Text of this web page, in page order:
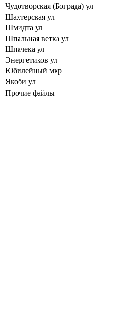
Чудотворская (Бограда) ул
Шахтерская ул
Шмидта ул
Шпальная ветка ул
Шпачека ул
Энергетиков ул
Юбилейный мкр
Якоби ул
Прочие файлы